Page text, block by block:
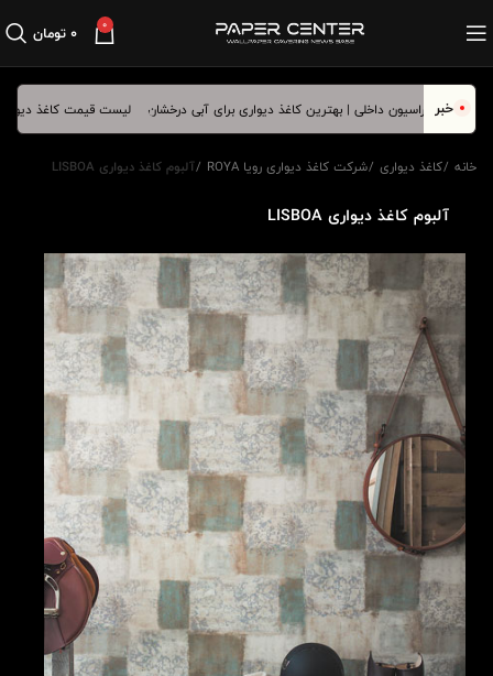
0 ۰تومان
خبر لیست قیمت کاغذ دیواری
خانه کاغذ دیواری شرکت کاغذ دیواری رویا ROYA آلبوم کاغذ دیواری LISBOA
آلبوم کاغذ دیواری LISBOA